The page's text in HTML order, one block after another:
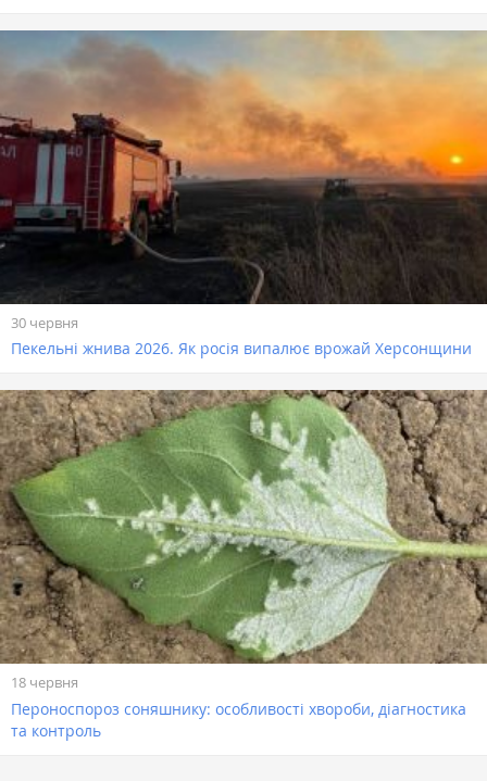
30 червня
Пекельні жнива 2026. Як росія випалює врожай Херсонщини
18 червня
Пероноспороз соняшнику: особливості хвороби, діагностика
та контроль